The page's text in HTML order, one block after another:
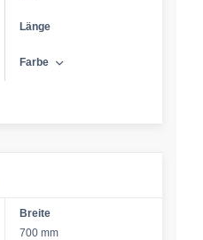
Länge
Farbe
Breite
700 mm